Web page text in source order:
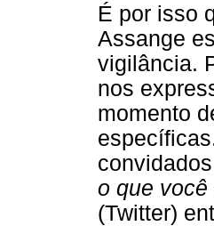
É por isso
Assange
vigilância.
nos
momento
o que
(Twitter)